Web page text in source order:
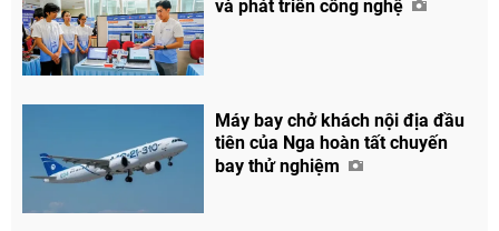
và phát triển công nghệ
Máy bay chở khách nội địa đầu
tiên của Nga hoàn tất chuyến
bay thử nghiệm